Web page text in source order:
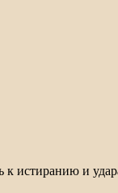
к истиранию и